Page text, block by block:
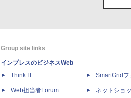
Group site links
インプレスのビジネスWeb
Think IT
Web担当者Forum
SmartGridフ
ネットショ